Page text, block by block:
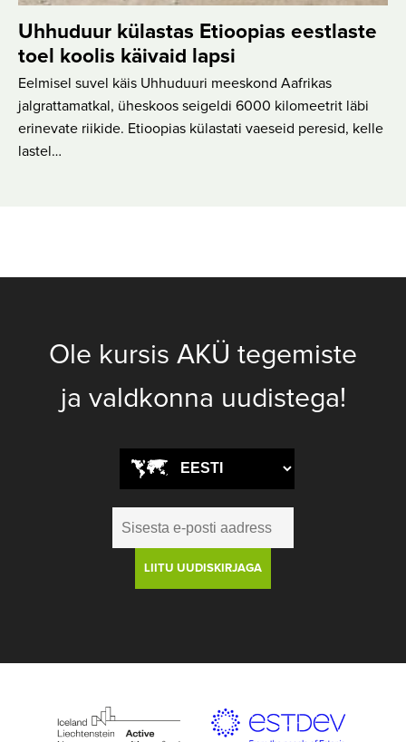
Uhhuduur külastas Etioopias eestlaste
toel koolis käivaid lapsi
Eelmisel suvel käis Uhhuduuri meeskond Aafrikas
jalgrattamatkal, üheskoos seigeldi 6000 kilomeetrit läbi
erinevate riikide. Etioopias külastati vaeseid peresid, kelle
lastel…
Ole kursis AKÜ tegemiste
ja valdkonna uudistega!